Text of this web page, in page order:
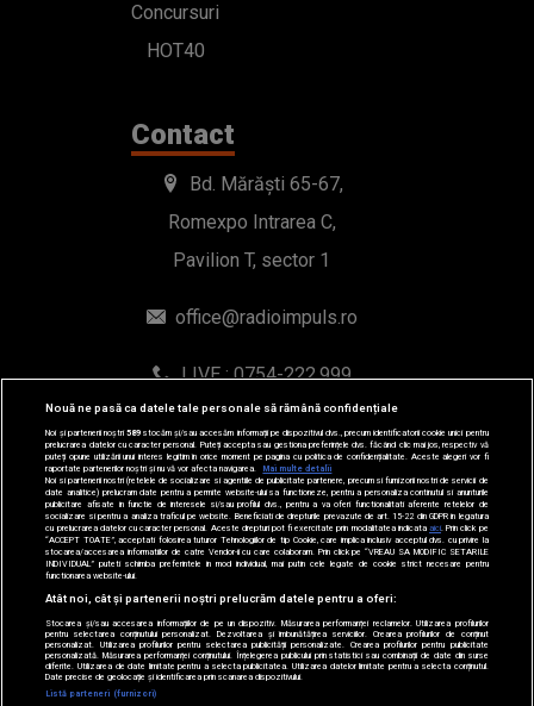
Concursuri
HOT40
Contact
Bd. Mărăști 65-67,
Romexpo Intrarea C,
Pavilion T, sector 1
office@radioimpuls.ro
LIVE : 0754-222.999
WhatsApp: 0754-222.999
© 2019-2026 DOGAN MEDIA INTERNATIONAL SA, Toate
drepturile rezervate.
Nouă ne pasă ca datele tale personale să rămână confidențiale
Noi și partenerii noștri589stocăm și/sau accesăm informații pe dispozitivul dvs., precum identificatorii cookie unici pentru
prelucrarea datelor cu caracter personal. Puteți accepta sau gestiona preferințele dvs. făcând clic mai jos, respectiv vă
puteți opune utilizării unui interes legitim în orice moment pe pagina cu politica de confidențialitate. Aceste alegeri vor fi
raportate partenerilor noștri și nu vă vor afecta navigarea.
Mai multe detalii
Noi si partenerii nostri (retelele de socializare si agentiile de publicitate partenere, precum si furnizorii nostri de servicii de
date analitice) prelucram date pentru a permite website-ului sa functioneze, pentru a personaliza continutul si anunturile
publicitare afisate in functie de interesele si/sau profilul dvs., pentru a va oferi functionalitati aferente retelelor de
socializare si pentru a analiza traficul pe website. Beneficiati de drepturile prevazute de art. 15-22 din GDPR in legatura
cu prelucrarea datelor cu caracter personal. Aceste drepturi pot fi exercitate prin modalitatea indicataaici . Prin click pe
“ACCEPT TOATE”, acceptati folosirea tuturor Tehnologiilor de tip Cookie, care implica inclusiv acceptul dvs. cu privire la
stocarea/accesarea informatiilor de catre Vendor-ii cu care colaboram. Prin click pe “VREAU SA MODIFIC SETARILE
INDIVIDUAL” puteti schimba preferintele in mod individual, mai putin cele legate de cookie strict necesare pentru
functionarea website-ului.
Atât noi, cât și partenerii noștri prelucrăm datele pentru a oferi:
Stocarea și/sau accesarea informațiilor de pe un dispozitiv. Măsurarea performanței reclamelor. Utilizarea profilurilor
pentru selectarea conținutului personalizat. Dezvoltarea și îmbunătățirea serviciilor. Crearea profilurilor de conținut
personalizat. Utilizarea profilurilor pentru selectarea publicității personalizate. Crearea profilurilor pentru publicitate
personalizată. Măsurarea performanței conținutului. Înțelegerea publicului prin statistici sau combinații de date din surse
diferite. Utilizarea de date limitate pentru a selecta publicitatea. Utilizarea datelor limitate pentru a selecta conținutul.
Date precise de geolocație și identificarea prin scanarea dispozitivului.
Listă parteneri (furnizori)